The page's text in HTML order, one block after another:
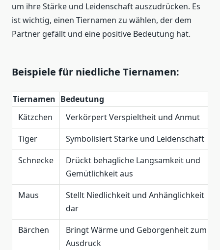
um ihre Stärke und Leidenschaft auszudrücken. Es
ist wichtig, einen Tiernamen zu wählen, der dem
Partner gefällt und eine positive Bedeutung hat.
Beispiele für niedliche Tiernamen:
Tiernamen Bedeutung
Kätzchen
Verkörpert Verspieltheit und Anmut
Tiger
Symbolisiert Stärke und Leidenschaft
Schnecke
Drückt behagliche Langsamkeit und
Gemütlichkeit aus
Maus
Stellt Niedlichkeit und Anhänglichkeit
dar
Bärchen
Bringt Wärme und Geborgenheit zum
Ausdruck